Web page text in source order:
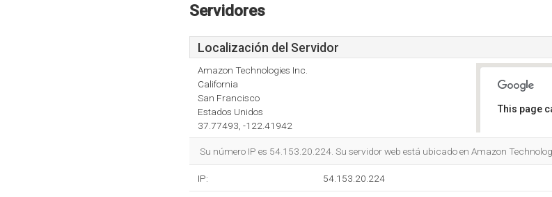
Servidores
Localización del Servidor
Amazon Technologies Inc.
California
San Francisco
Estados Unidos
37.77493, -122.41942
This page
Su número IP es 54.153.20.224. Su servidor web está ubicado en Amazon
IP: 54.153.20.224